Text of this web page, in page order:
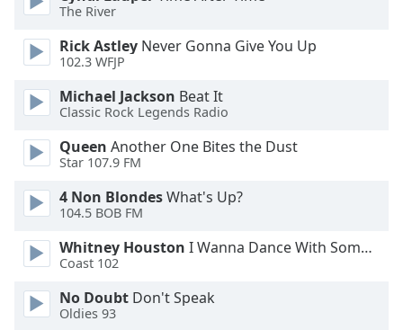
Style
Font
Family
Reset
Done
Close
Dialog
dialog
window.
The River
Rick Astley Never Gonna Give You Up
102.3 WFJP
Michael Jackson Beat It
Classic Rock Legends Radio
Queen Another One Bites the Dust
Star 107.9 FM
4 Non BlondesWhat's Up?
104.5 BOB FM
Whitney Houston I Wanna Dance With Somebody
Coast 102
No Doubt Don't Speak
Oldies 93